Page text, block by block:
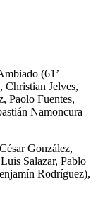
(61’
Christian Jelves,
Paolo Fuentes,
Namoncura
González,
Salazar, Pablo
Rodríguez),